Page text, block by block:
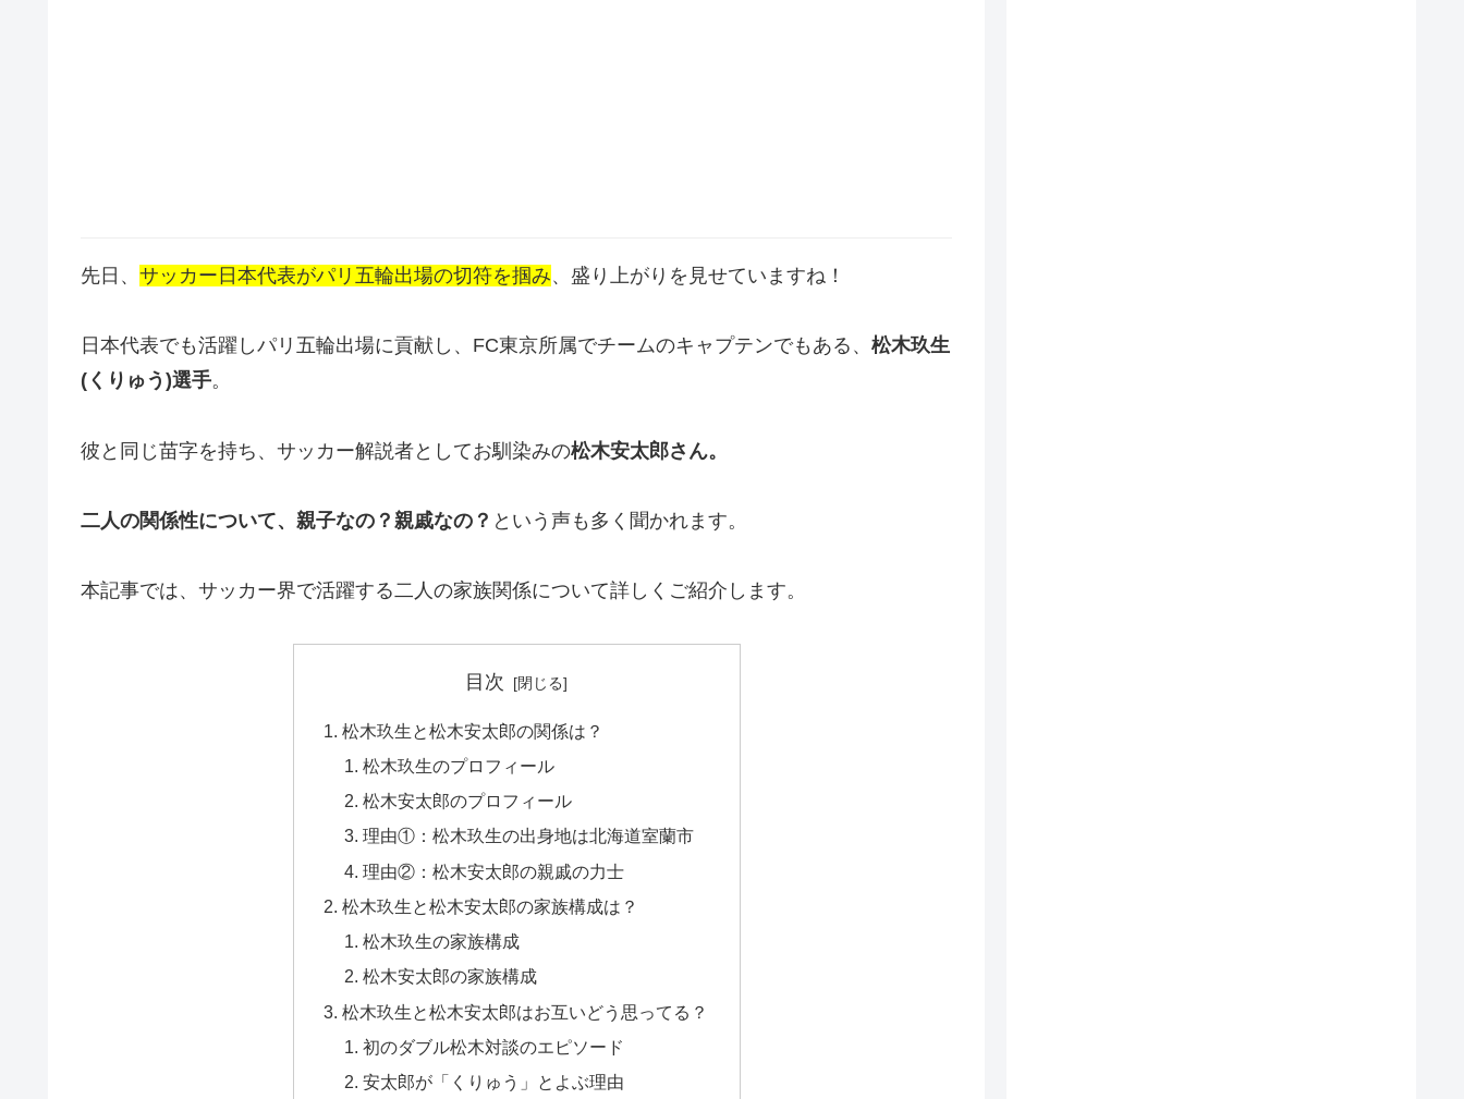
先日、 サッカー日本代表がパリ五輪出場の切符を掴み、盛り上がりを見せていますね！
日本代表でも活躍しパリ五輪出場に貢献し、FC東京所属でチームのキャプテンでもある、 松木玖生
(くりゅう)選手。
彼と同じ苗字を持ち、サッカー解説者としてお馴染みの松木安太郎さん。
二人の関係性について、親子なの？親戚なの？ という声も多く聞かれます。
本記事では、サッカー界で活躍する二人の家族関係について詳しくご紹介します。
目次
松木玖生と松木安太郎の関係は？
松木玖生のプロフィール
松木安太郎のプロフィール
理由①：松木玖生の出身地は北海道室蘭市
理由②：松木安太郎の親戚の力士
松木玖生と松木安太郎の家族構成は？
松木玖生の家族構成
松木安太郎の家族構成
松木玖生と松木安太郎はお互いどう思ってる？
初のダブル松木対談のエピソード
安太郎が「くりゅう」とよぶ理由